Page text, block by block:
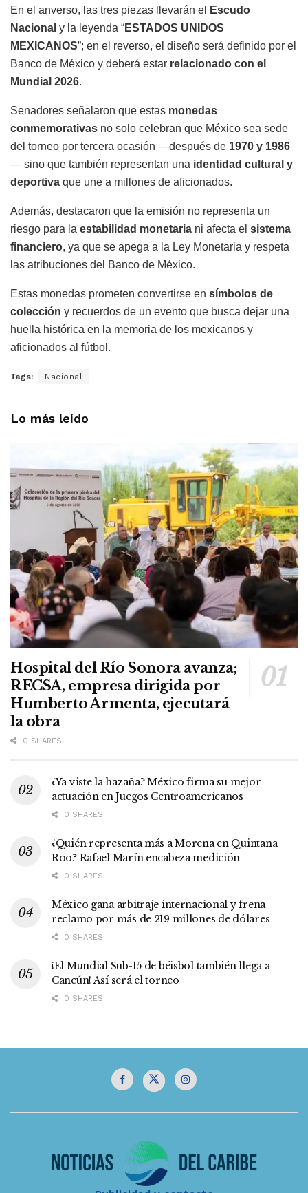
En el anverso, las tres piezas llevarán el
Escudo
Nacional y la leyenda “ESTADOS UNIDOS
MEXICANOS”; en el reverso, el diseño será definido por el
Banco de México y deberá estar relacionado con el
Mundial 2026.
Senadores señalaron que estas monedas
conmemorativas no solo celebran que México sea sede
del torneo por tercera ocasión —después de 1970 y 1986
— sino que también representan una identidad cultural y
deportiva que une a millones de aficionados.
Además, destacaron que la emisión no representa un
riesgo para la estabilidad monetaria ni afecta el sistema
financiero, ya que se apega a la Ley Monetaria y respeta
las atribuciones del Banco de México.
Estas monedas prometen convertirse en símbolos de
colección y recuerdos de un evento que busca dejar una
huella histórica en la memoria de los mexicanos y
aficionados al fútbol.
Tags: Nacional
Lo más leído
Hospital del Río Sonora avanza;
RECSA, empresa dirigida por
Humberto Armenta, ejecutará
la obra
0 SHARES
¿Ya viste la hazaña? México firma su mejor
actuación en Juegos Centroamericanos
0 SHARES
¿Quién representa más a Morena en Quintana
Roo? Rafael Marín encabeza medición
0 SHARES
México gana arbitraje internacional y frena
reclamo por más de 219 millones de dólares
0 SHARES
¡El Mundial Sub-15 de béisbol también llega a
Cancún! Así será el torneo
0 SHARES